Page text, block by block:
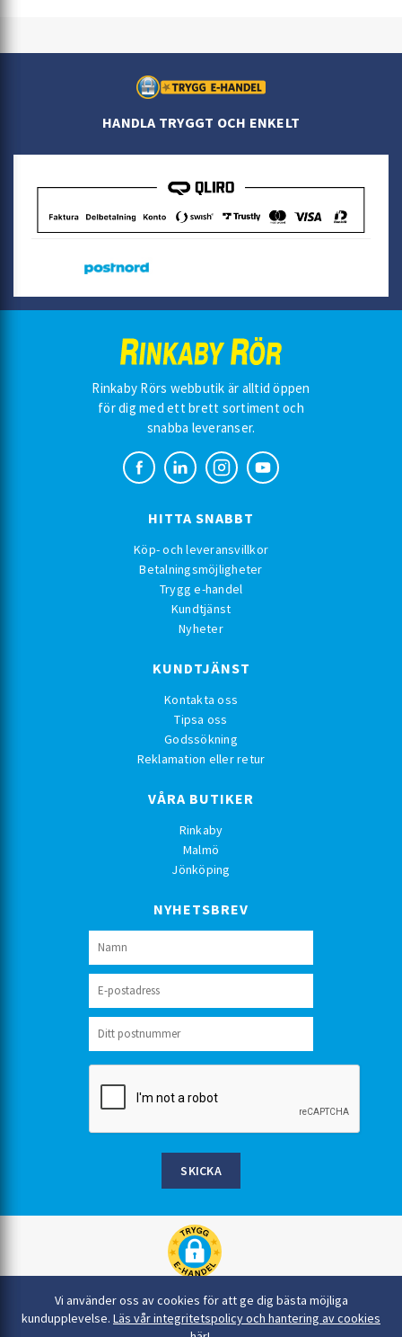
Vi använder oss av cookies för att ge dig bästa möjliga
kundupplevelse. Läs vår integritetspolicy och hantering av cookies
HANDLA TRYGGT OCH ENKELT
Rinkaby Rörs webbutik är alltid öppen
för dig med ett brett sortiment och
snabba leveranser.
HITTA SNABBT
Köp- och leveransvillkor
Betalningsmöjligheter
Trygg e-handel
Kundtjänst
Nyheter
KUNDTJÄNST
Kontakta oss
Tipsa oss
Godssökning
Reklamation eller retur
VÅRA BUTIKER
Rinkaby
Malmö
Jönköping
NYHETSBREV
SKICKA
Rinkaby Rör AB, Box 54, 296 21 Åhus
044-22 54 90